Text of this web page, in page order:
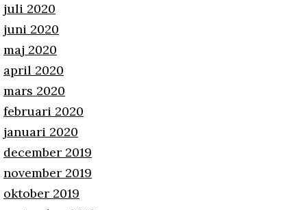
juli 2020
juni 2020
maj 2020
april 2020
mars 2020
februari 2020
januari 2020
december 2019
november 2019
oktober 2019